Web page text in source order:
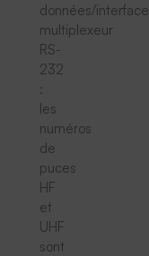
données/interface
multiplexeur
RS-
232
:
les
numéros
de
puces
HF
et
UHF
sont